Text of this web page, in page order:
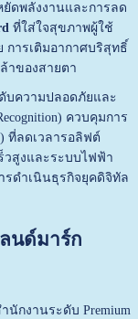
ดพลังงานและการลด
ที่ใส่ใจสุขภาพผู้ใช้
การเติมอากาศบริสุทธิ์
าของสายตา
บความปลอดภัยและ
ควบคุมการ
ที่ลดเวลารอลิฟต์
วสูงและระบบไฟฟ้า
รดำเนินธุรกิจยุคดิจิทัล
นด์มาร์ก
งานระดับ Premium